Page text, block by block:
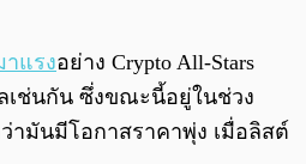
แรงอย่าง Crypto All-Stars
ลเช่นกัน ซึ่งขณะนี้อยู่ในช่วง
ามันมีโอกาสราคาพุ่ง เมื่อลิสต์